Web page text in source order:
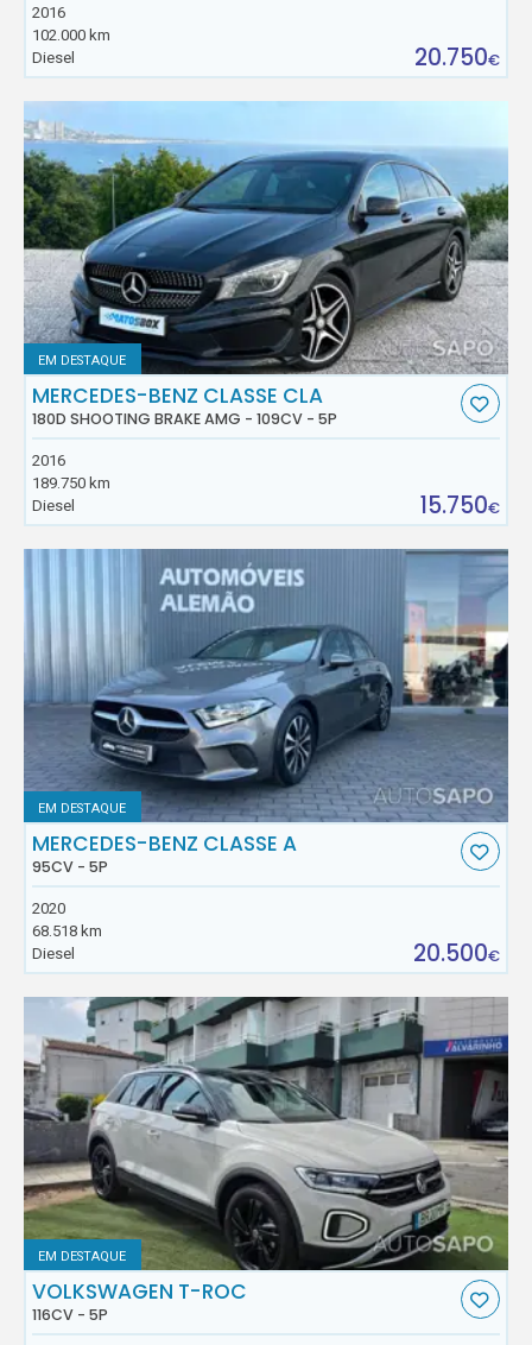
2016
102.000 km
Diesel
20.750€
EM DESTAQUE
MERCEDES-BENZ CLASSE CLA
180D SHOOTING BRAKE AMG - 109CV - 5P
2016
189.750 km
Diesel
15.750€
EM DESTAQUE
MERCEDES-BENZ CLASSE A
95CV - 5P
2020
68.518 km
Diesel
20.500€
EM DESTAQUE
VOLKSWAGEN T-ROC
116CV - 5P